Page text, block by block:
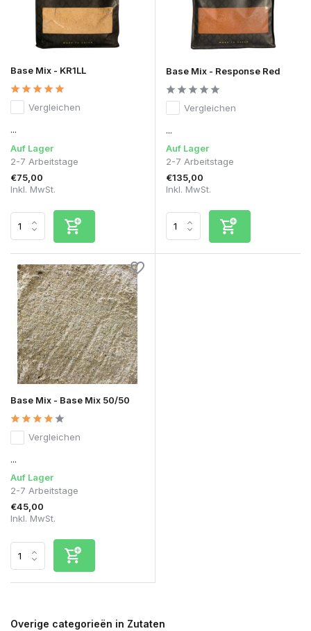
Base Mix - KR1LL
Vergleichen
...
Auf Lager
2-7 Arbeitstage
€75,00
Inkl. MwSt.
Base Mix - Response Red
Vergleichen
...
Auf Lager
2-7 Arbeitstage
€135,00
Inkl. MwSt.
Base Mix - Base Mix 50/50
Vergleichen
...
Auf Lager
2-7 Arbeitstage
€45,00
Inkl. MwSt.
Overige categorieën in Zutaten